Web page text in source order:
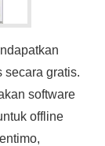
secara gratis.
software
offline